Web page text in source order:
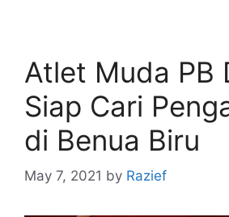
Atlet Muda PB
Siap Cari
di Benua Biru
May 7, 2021 by Razief